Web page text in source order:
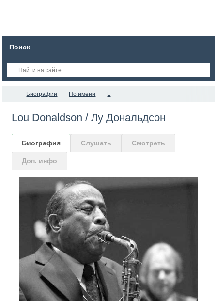
Поиск
Биографии По имени L
Lou Donaldson / Лу Дональдсон
Биография Слушать Смотреть
Доп. инфо